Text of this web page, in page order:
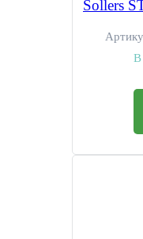
Sollers
В